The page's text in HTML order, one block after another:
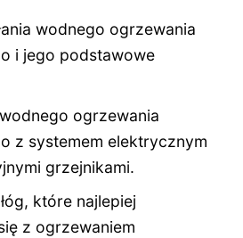
wodnego ogrzewania
i jego podstawowe
ogrzewania
z systemem elektrycznym
grzejnikami.
które najlepiej
z ogrzewaniem